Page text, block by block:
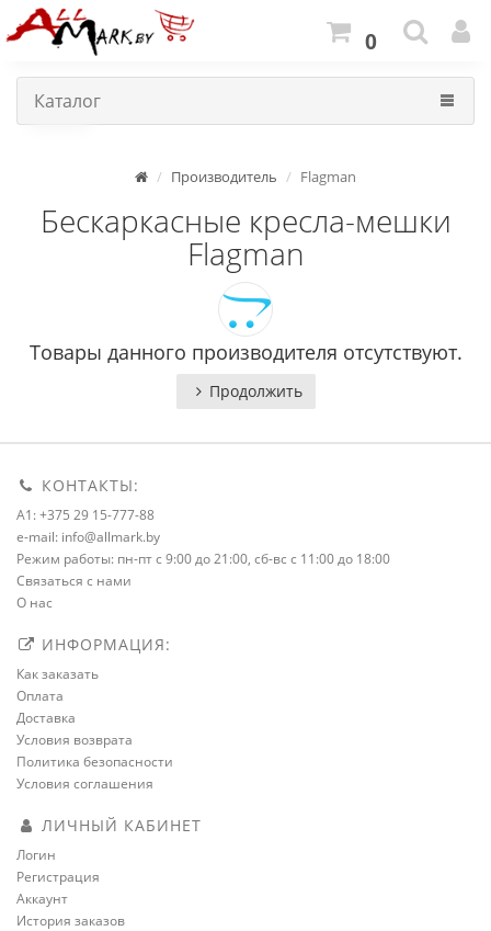
0
Каталог
Производитель Flagman
Бескаркасные кресла-мешки
Flagman
Товары данного производителя отсутствуют.
Продолжить
КОНТАКТЫ:
A1: +375 29 15-777-88
e-mail: info@allmark.by
Режим работы: пн-пт с 9:00 до 21:00, сб-вс с 11:00 до 18:00
Связаться с нами
О нас
ИНФОРМАЦИЯ:
Как заказать
Оплата
Доставка
Условия возврата
Политика безопасности
Условия соглашения
ЛИЧНЫЙ КАБИНЕТ
Логин
Регистрация
Аккаунт
История заказов